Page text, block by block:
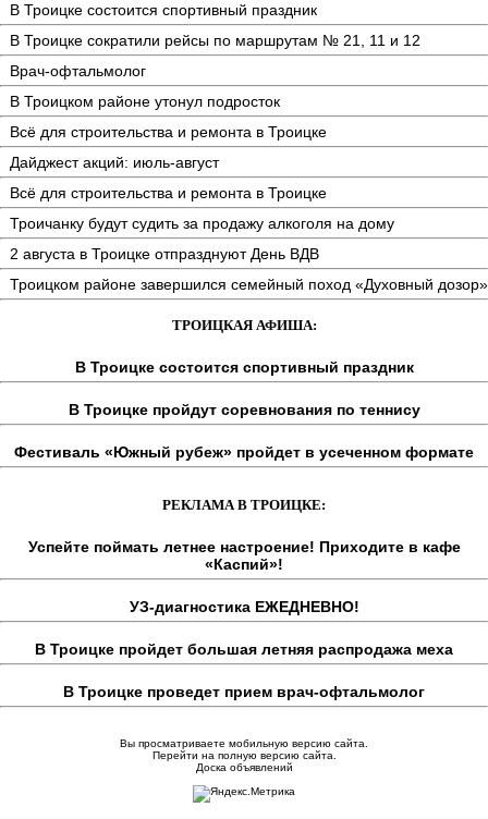
В Троицке состоится спортивный праздник
В Троицке сократили рейсы по маршрутам № 21, 11 и 12
Врач-офтальмолог
В Троицком районе утонул подросток
Всё для строительства и ремонта в Троицке
Дайджест акций: июль-август
Всё для строительства и ремонта в Троицке
Троичанку будут судить за продажу алкоголя на дому
2 августа в Троицке отпразднуют День ВДВ
Троицком районе завершился семейный поход «Духовный дозор»
ТРОИЦКАЯ АФИША:
В Троицке состоится спортивный праздник
В Троицке пройдут соревнования по теннису
Фестиваль «Южный рубеж» пройдет в усеченном формате
РЕКЛАМА В ТРОИЦКЕ:
Успейте поймать летнее настроение! Приходите в кафе
«Каспий»!
УЗ-диагностика ЕЖЕДНЕВНО!
В Троицке пройдет большая летняя распродажа меха
В Троицке проведет прием врач-офтальмолог
Вы просматриваете мобильную версию сайта.
Перейти на полную версию сайта.
Доска объявлений